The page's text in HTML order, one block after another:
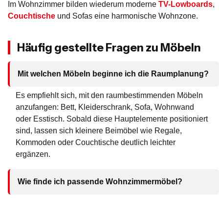
Im Wohnzimmer bilden wiederum moderne TV-Lowboards,
Couchtische und Sofas eine harmonische Wohnzone.
Häufig gestellte Fragen zu Möbeln
Mit welchen Möbeln beginne ich die Raumplanung?
Es empfiehlt sich, mit den raumbestimmenden Möbeln
anzufangen: Bett, Kleiderschrank, Sofa, Wohnwand
oder Esstisch. Sobald diese Hauptelemente positioniert
sind, lassen sich kleinere Beimöbel wie Regale,
Kommoden oder Couchtische deutlich leichter
ergänzen.
Wie finde ich passende Wohnzimmermöbel?